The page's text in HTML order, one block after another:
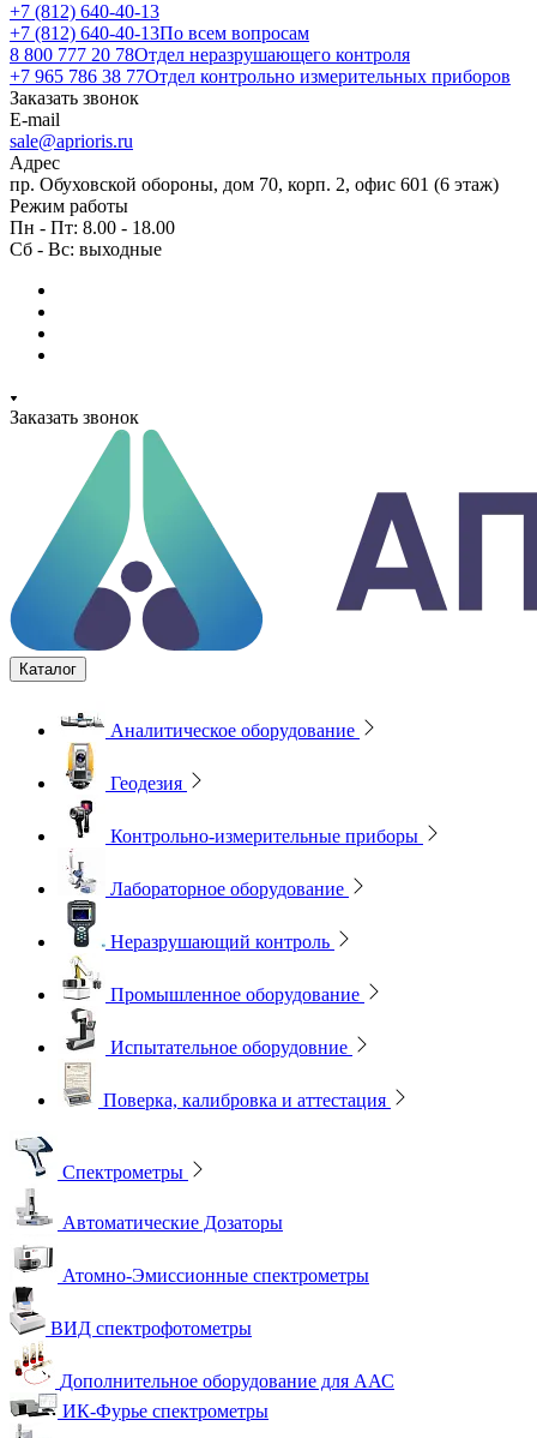
+7 (812) 640-40-13
+7 (812) 640-40-13По всем вопросам
8 800 777 20 78Отдел неразрушающего контроля
+7 965 786 38 77Отдел контрольно измерительных приборов
Заказать звонок
E-mail
sale@aprioris.ru
Адрес
пр. Обуховской обороны, дом 70, корп. 2, офис 601 (6 этаж)
Режим работы
Пн - Пт: 8.00 - 18.00
Сб - Вс: выходные
Заказать звонок
Каталог
Аналитическое оборудование
Геодезия
Контрольно-измерительные приборы
Лабораторное оборудование
Неразрушающий контроль
Промышленное оборудование
Испытательное оборудовние
Поверка, калибровка и аттестация
Спектрометры
Автоматические Дозаторы
Атомно-Эмиссионные спектрометры
ВИД спектрофотометры
Дополнительное оборудование для ААС
ИК-Фурье спектрометры